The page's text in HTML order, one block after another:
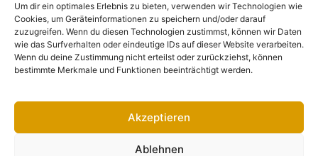
Um dir ein optimales Erlebnis zu bieten, verwenden wir Technologien wie
Cookies, um Geräteinformationen zu speichern und/oder darauf
zuzugreifen. Wenn du diesen Technologien zustimmst, können wir Daten
wie das Surfverhalten oder eindeutige IDs auf dieser Website verarbeiten.
Wenn du deine Zustimmung nicht erteilst oder zurückziehst, können
bestimmte Merkmale und Funktionen beeinträchtigt werden.
Akzeptieren
Ablehnen
Start
Nutzungsbedingungen
Abo
Kontakt